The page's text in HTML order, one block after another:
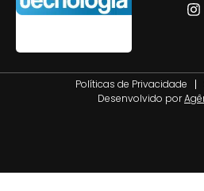
Políticas de Privacidade
Desenvolvido por